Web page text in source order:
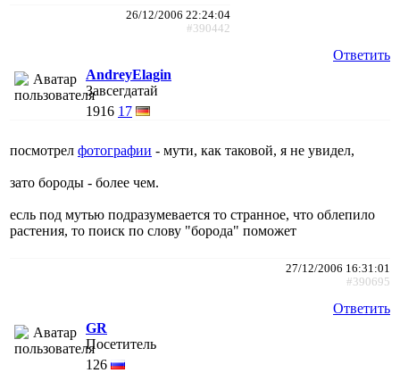
26/12/2006 22:24:04
#390442
Ответить
AndreyElagin
Завсегдатай
1916 17
посмотрел фотографии - мути, как таковой, я не увидел,
зато бороды - более чем.
есль под мутью подразумевается то странное, что облепило
растения, то поиск по слову "борода" поможет
27/12/2006 16:31:01
#390695
Ответить
GR
Посетитель
126